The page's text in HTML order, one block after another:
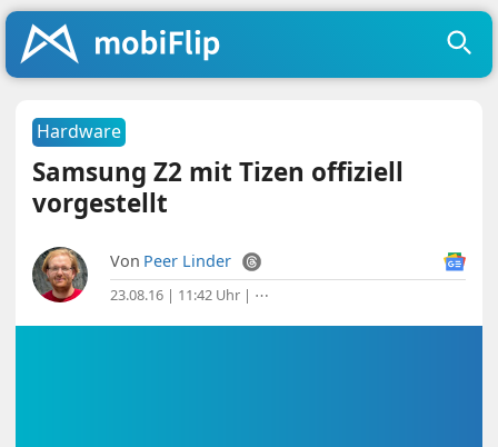
Hardware
Samsung Z2 mit Tizen offiziell
vorgestellt
Von Peer Linder
23.08.16 | 11:42 Uhr | ⋯